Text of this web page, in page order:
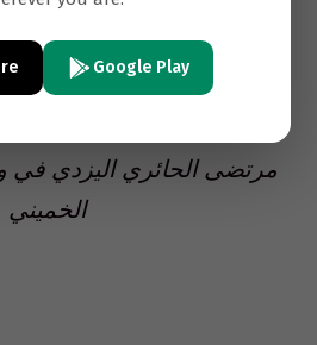
مرتضى الحائري اليزدي
الخميني
Google Play